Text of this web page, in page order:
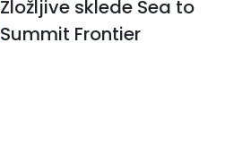
Zložljive sklede Sea to
Summit Frontier